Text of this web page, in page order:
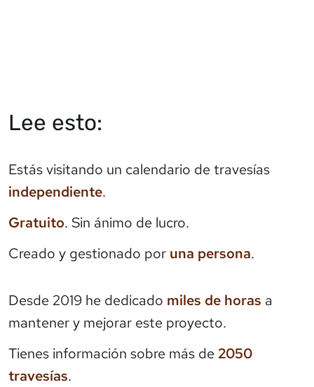
Lee esto:
Estás visitando un calendario de travesías
independiente.
Gratuito. Sin ánimo de lucro.
Creado y gestionado por una persona.
Desde 2019 he dedicado miles de horas a
mantener y mejorar este proyecto.
Tienes información sobre más de 2050
travesías.